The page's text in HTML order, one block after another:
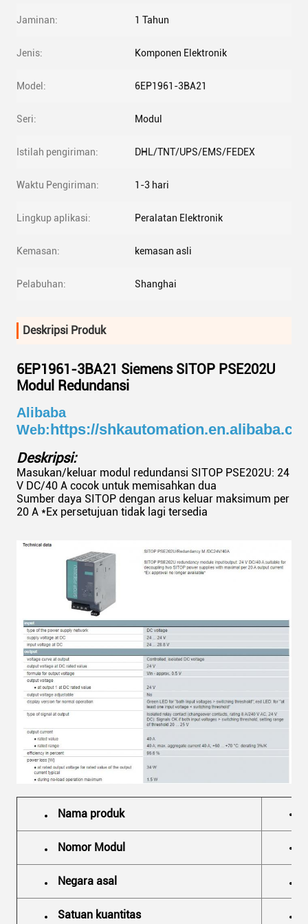
Jaminan: 1 Tahun
Jenis: Komponen Elektronik
Model: 6EP1961-3BA21
Seri: Modul
Istilah pengiriman: DHL/TNT/UPS/EMS/FEDEX
Waktu Pengiriman: 1-3 hari
Lingkup aplikasi: Peralatan Elektronik
Kemasan: kemasan asli
Pelabuhan: Shanghai
Deskripsi Produk
6EP1961-3BA21 Siemens SITOP PSE202U
Modul Redundansi
Alibaba
Web:https://
Deskripsi:
Masukan/keluar modul redundansi SITOP PSE202U: 24
V DC/40 A cocok untuk memisahkan dua
Sumber daya SITOP dengan arus keluar maksimum per
20 A *Ex persetujuan tidak lagi tersedia
Nama produk
Nomor Modul
Negara asal
Satuan kuantitas